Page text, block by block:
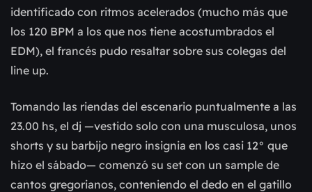
identificado con ritmos acelerados (mucho más que
los 120 BPM a los que nos tiene acostumbrados el
EDM), el francés pudo resaltar sobre sus colegas del
line up.
Tomando las riendas del escenario puntualmente a las
23.00 hs, el dj —vestido solo con una musculosa, unos
shorts y su barbijo negro insignia en los casi 12° que
hizo el sábado— comenzó su set con un sample de
cantos gregorianos, conteniendo el dedo en el gatillo